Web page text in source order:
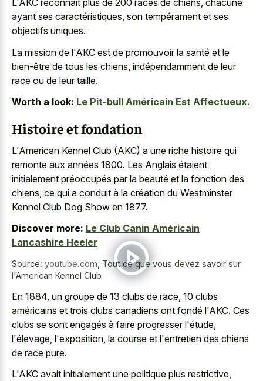
L'AKC reconnaît plus de 200 races de chiens, chacune
ayant ses caractéristiques, son tempérament et ses
objectifs uniques.
La mission de l'AKC est de promouvoir la santé et le
bien-être de tous les chiens, indépendamment de leur
race ou de leur taille.
Worth a look: Le Pit-bull Américain Est Affectueux.
Histoire et fondation
L'American Kennel Club (AKC) a une riche histoire qui
remonte aux années 1800. Les Anglais étaient
initialement préoccupés par la beauté et la fonction des
chiens, ce qui a conduit à la création du Westminster
Kennel Club Dog Show en 1877.
Discover more: Le Club Canin Américain
Lancashire Heeler
Source: youtube.com Tout ce que vous devez savoir sur
l'American Kennel Club
En 1884, un groupe de 13 clubs de race, 10 clubs
américains et trois clubs canadiens ont fondé l'AKC. Ces
clubs se sont engagés à faire progresser l'étude,
l'élevage, l'exposition, la course et l'entretien des chiens
de race pure.
L'AKC avait initialement une politique plus restrictive,